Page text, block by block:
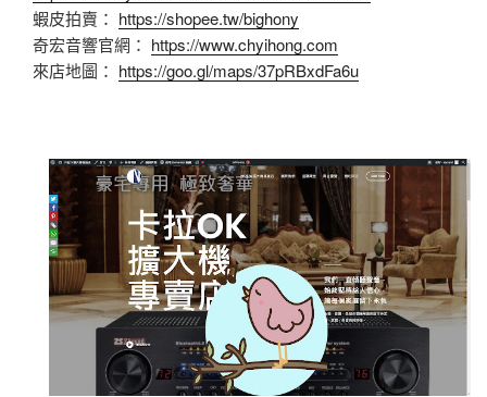
蝦皮拍賣： https://shopee.tw/bighony
奇宏音響官網： https://www.chyihong.com
來店地圖： https://goo.gl/maps/37pRBxdFa6u